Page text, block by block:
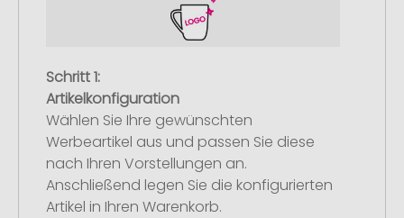
Schritt 1:
Artikelkonfiguration
Wählen Sie Ihre gewünschten
Werbeartikel aus und passen Sie diese
nach Ihren Vorstellungen an.
Anschließend legen Sie die konfigurierten
Artikel in Ihren Warenkorb.